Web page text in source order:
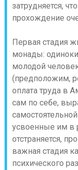
затрудняется,
прохождение
Первая стадия
монады:
молодой
(предположим,
оплата труда в
сам по себе,
усвоенные им в
отстраняется,
важная стадия
психического